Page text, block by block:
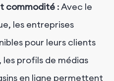
commodité : Avec le
les entreprises
pour leurs clients
les profils de médias
en ligne permettent